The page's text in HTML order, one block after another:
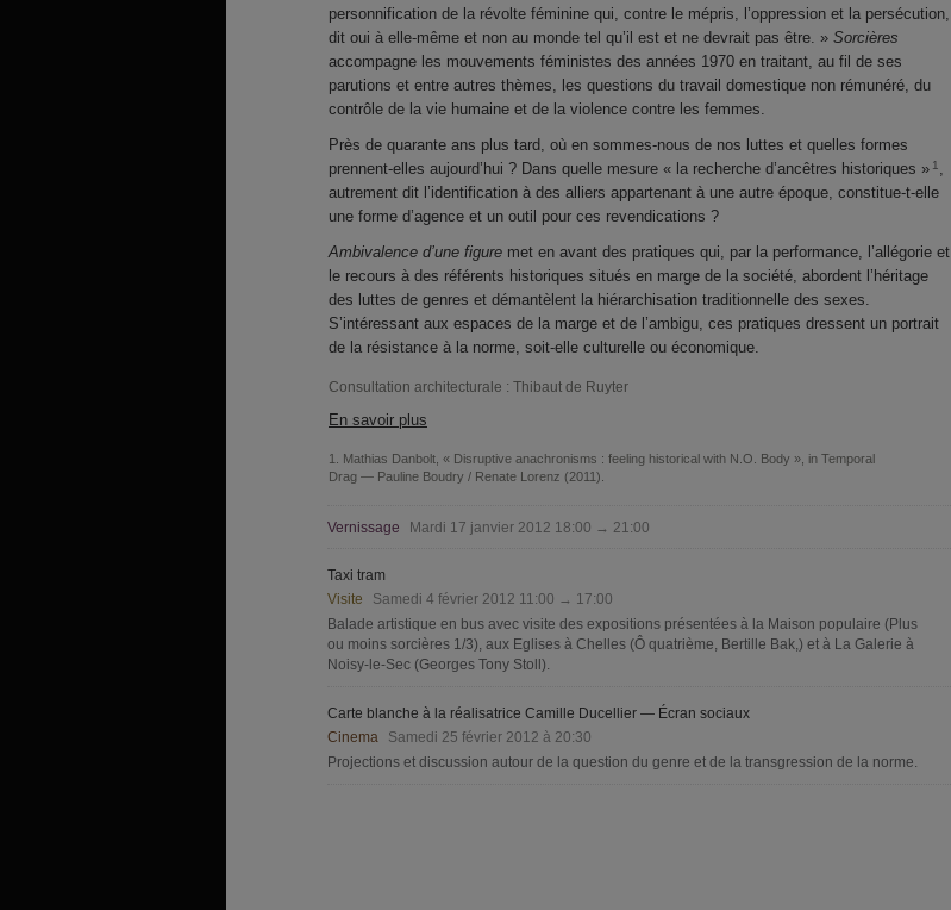
personnification de la révolte féminine qui, contre le mépris, l’oppression et la persécution,
dit oui à elle-même et non au monde tel qu’il est et ne devrait pas être. » Sorcières
accompagne les mouvements féministes des années 1970 en traitant, au fil de ses
parutions et entre autres thèmes, les questions du travail domestique non rémunéré, du
contrôle de la vie humaine et de la violence contre les femmes.
Près de quarante ans plus tard, où en sommes-nous de nos luttes et quelles formes
prennent-elles aujourd’hui ? Dans quelle mesure « la recherche d’ancêtres historiques » 1 ,
autrement dit l’identification à des alliers appartenant à une autre époque, constitue-t-elle
une forme d’agence et un outil pour ces revendications ?
Ambivalence d’une figure met en avant des pratiques qui, par la performance, l’allégorie et
le recours à des référents historiques situés en marge de la société, abordent l’héritage
des luttes de genres et démantèlent la hiérarchisation traditionnelle des sexes.
S’intéressant aux espaces de la marge et de l’ambigu, ces pratiques dressent un portrait
de la résistance à la norme, soit-elle culturelle ou économique.
Consultation architecturale : Thibaut de Ruyter
En savoir plus
1
Mathias Danbolt, « Disruptive anachronisms : feeling historical with N.O. Body », in Temporal
Drag — Pauline Boudry / Renate Lorenz (2011).
Vernissage Mardi 17 janvier 2012 18:00 → 21:00
Taxi tram
Visite
Samedi 4 février 2012 11:00 → 17:00
Balade artistique en bus avec visite des expositions présentées à la Maison populaire (Plus
ou moins sorcières 1/3), aux Eglises à Chelles (Ô quatrième, Bertille Bak,) et à La Galerie à
Noisy-le-Sec (Georges Tony Stoll).
Carte blanche à la réalisatrice Camille Ducellier — Écran sociaux
Cinema
Samedi 25 février 2012 à 20:30
Projections et discussion autour de la question du genre et de la transgression de la norme.